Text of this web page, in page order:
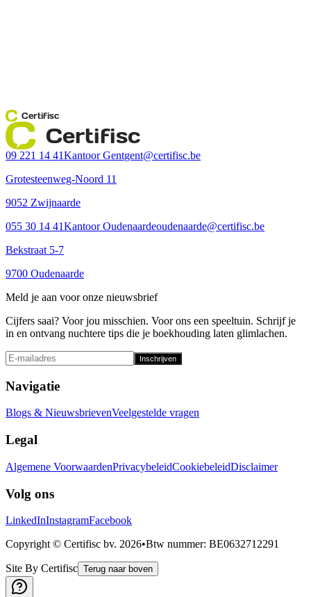
Certifisc
Certifisc
09 221 14 41Kantoor Gentgent@certifisc.be
Grotesteenweg-Noord 11
9052 Zwijnaarde
055 30 14 41Kantoor Oudenaardeoudenaarde@certifisc.be
Bekstraat 5-7
9700 Oudenaarde
Meld je aan voor onze nieuwsbrief
Cijfers saai? Voor jou misschien. Voor ons een speeltuin. Schrijf je
in en ontvang nuchtere tips die je boekhouding laten glimlachen.
Inschrijven
Navigatie
Blogs & NieuwsbrievenVeelgestelde vragen
Legal
Algemene VoorwaardenPrivacybeleidCookiebeleidDisclaimer
Volg ons
LinkedInInstagramFacebook
Copyright © Certifisc bv. 2026•Btw nummer: BE0632712291
Site By Certifisc Terug naar boven